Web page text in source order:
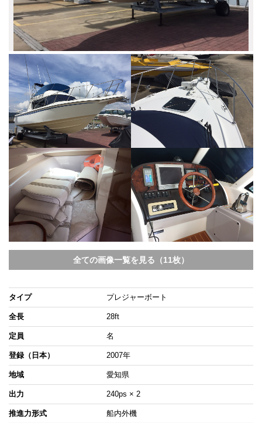
全ての画像一覧を見る（11枚）
タイプ プレジャーボート
全長 28ft
定員 名
登録（日本） 2007年
地域 愛知県
出力 240ps × 2
推進力形式 船内外機